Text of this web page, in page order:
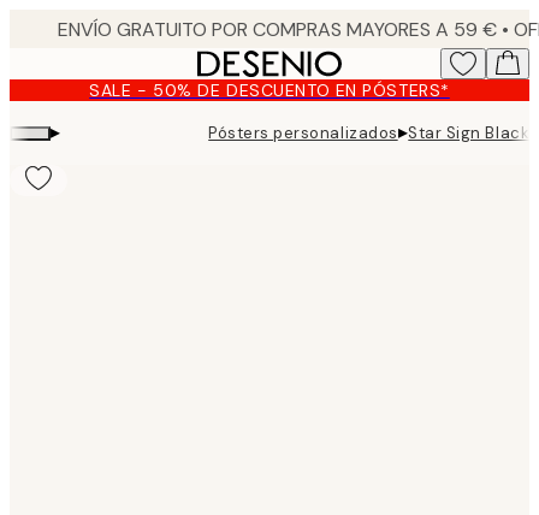
content.SALE - 50% DE DESCUENTO EN PÓSTERS*
▸ Pósters personalizados▸Star Sign Black